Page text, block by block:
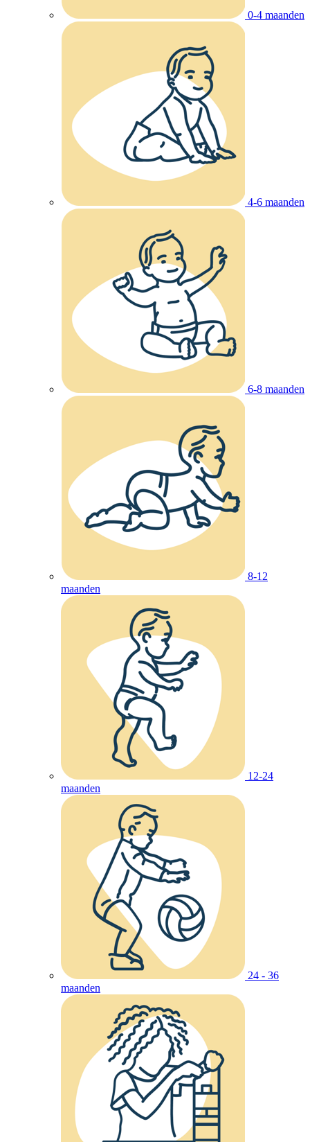
0-4 maanden
4-6 maanden
6-8 maanden
8-12
maanden
12-24
maanden
24 - 36
maanden